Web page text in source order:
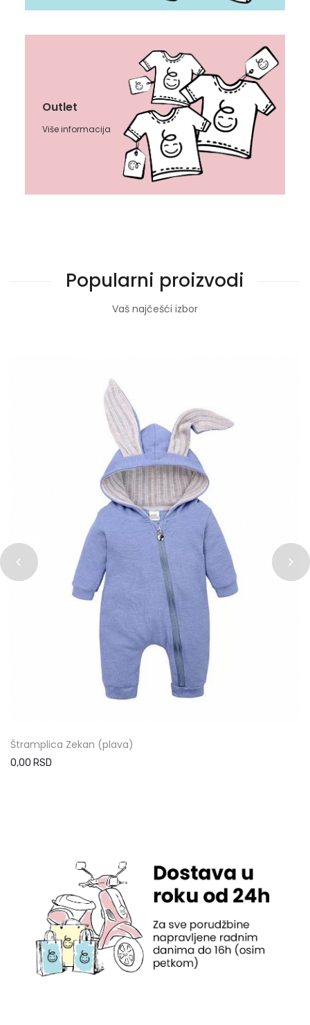
Outlet
Više informacija
Popularni proizvodi
Vaš najčešći izbor
Štramplica Zekan (plava)
0,00 RSD